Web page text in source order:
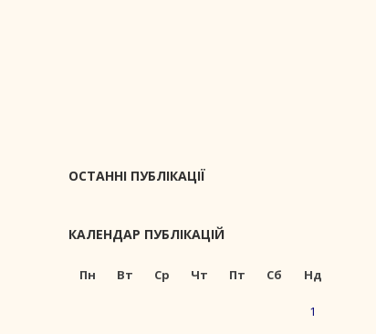
ОСТАННІ ПУБЛІКАЦІЇ
КАЛЕНДАР ПУБЛІКАЦІЙ
Пн Вт Ср Чт Пт Сб Нд
1